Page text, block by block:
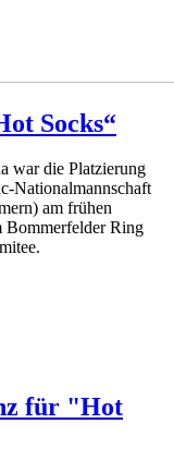
Socks“
war die Platzierung
Nationalmannschaft
am frühen
Bommerfelder Ring
für "Hot